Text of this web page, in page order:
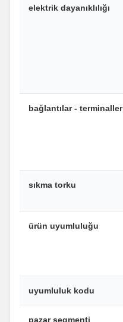
elektrik dayanıklılığı
bağlantılar - terminaller
sıkma torku
ürün uyumluluğu
uyumluluk kodu
pazar segmenti